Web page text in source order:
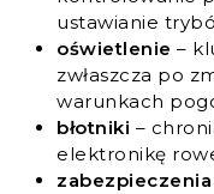
ustawianie
oświetlenie –
zwłaszcza po
warunkach
błotniki –
elektronikę